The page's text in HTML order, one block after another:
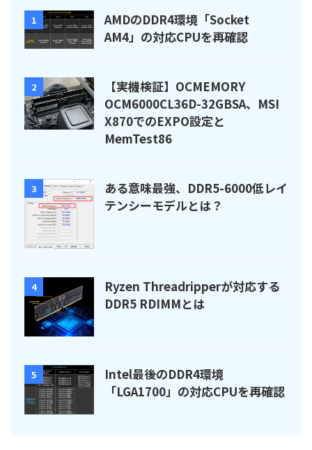
1
AMDのDDR4環境「Socket
AM4」の対応CPUを再確認
2
【実機検証】OCMEMORY
OCM6000CL36D-32GBSA、MSI
X870でのEXPO設定と
MemTest86
3
ある意味最強、DDR5-6000低レイ
テンシーモデルとは？
4
Ryzen Threadripperが対応する
DDR5 RDIMMとは
5
Intel最後のDDR4環境
「LGA1700」の対応CPUを再確認